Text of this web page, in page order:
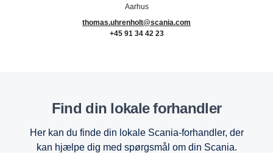
Aarhus
thomas.uhrenholt@scania.com
+45 91 34 42 23
Find din lokale forhandler
Her kan du finde din lokale Scania-forhandler, der
kan hjælpe dig med spørgsmål om din Scania.